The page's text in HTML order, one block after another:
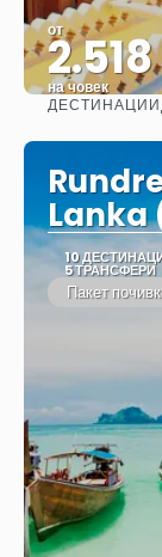
от
на човек
ДЕСТИНАЦИИ
Lanka
10
5 ТРАНСФЕРИ
Пакет